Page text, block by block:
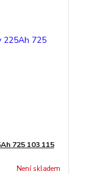
725 103 115
Není skladem